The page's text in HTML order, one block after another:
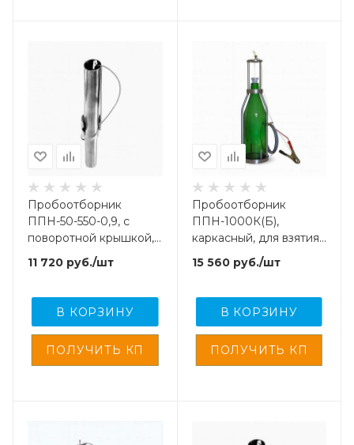
Пробоотборник
ППН-50-550-0,9, с
поворотной крышкой,
для взятия проб
нефтепродуктов
11 720 руб./шт
В КОРЗИНУ
Пробоотборник
ППН-1000К(Б),
каркасный, для взятия
проб легких нефти,
масел и светлых
15 560руб./шт
В КОРЗИНУ